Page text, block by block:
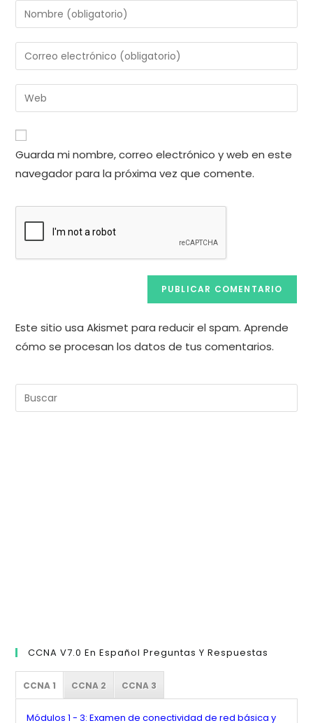
Introduce
tu
nombre
de
usuario
para
comentar
Introduce
tu
dirección
de
electrónico
para
comentar
Introduce
la
URL
de
tu
web
Guarda mi nombre, correo electrónico y web en este
navegador para la próxima vez que comente.
Este sitio usa Akismet para reducir el spam.Aprende
cómo se procesan los datos de tus comentarios.
CCNA V7.0 En Español Preguntas Y Respuestas
CCNA 1 CCNA 2 CCNA 3
Módulos 1 - 3: Examen de conectividad de red básica y